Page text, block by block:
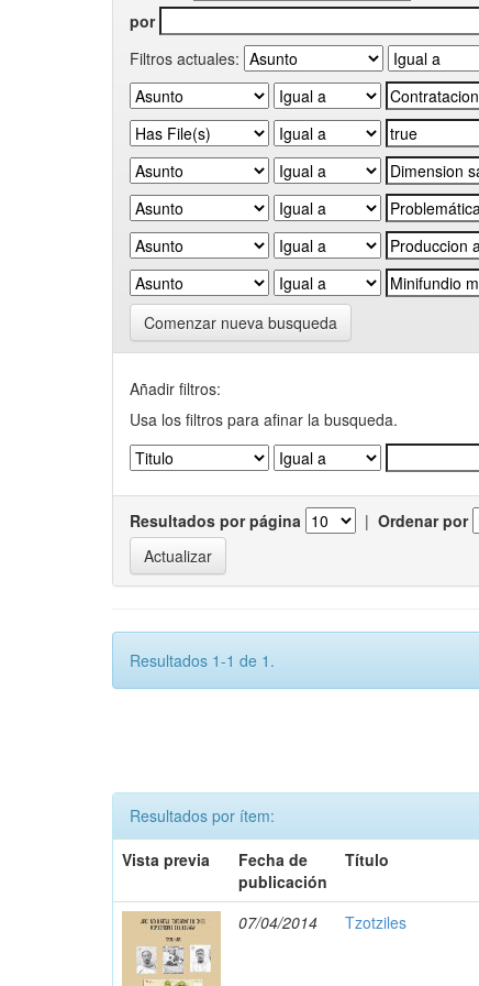
por
Filtros actuales:
Comenzar nueva busqueda
Añadir filtros:
Usa los filtros para afinar la busqueda.
Resultados por página | Ordenar por
Resultados 1-1 de 1.
Resultados por ítem:
Vista previa
Fecha de
publicación
Título
07/04/2014 Tzotziles